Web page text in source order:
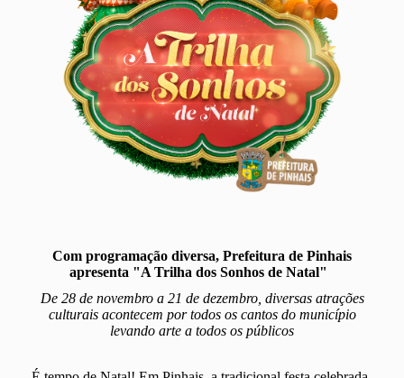
Com programação diversa, Prefeitura de Pinhais
apresenta "A Trilha dos Sonhos de Natal"
De 28 de novembro a 21 de dezembro, diversas atrações
culturais acontecem por todos os cantos do município
levando arte a todos os públicos